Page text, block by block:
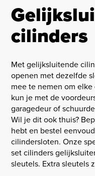
cilinders
Met gelijksluitende
openen met dezelfde
mee te nemen om
kun je met de
garagedeur of
Wil je dit ook thuis?
hebt en bestel
cilindersloten. Onze
set cilinders
sleutels. Extra sleutels